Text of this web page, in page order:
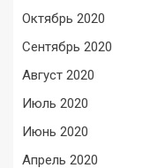
Октябрь 2020
Сентябрь 2020
Август 2020
Июль 2020
Июнь 2020
Апрель 2020